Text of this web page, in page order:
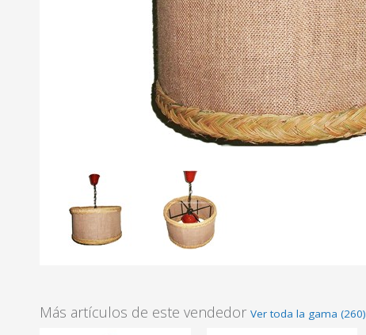
Más artículos de este vendedor Ver toda la gama (260)